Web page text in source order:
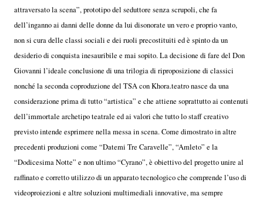
attraversato la scena”, prototipo del seduttore senza scrupoli, che fa
dell’inganno ai danni delle donne da lui disonorate un vero e proprio vanto,
non si cura delle classi sociali e dei ruoli precostituiti ed è spinto da un
desiderio di conquista inesauribile e mai sopito. La decisione di fare del Don
Giovanni l’ideale conclusione di una trilogia di riproposizione di classici
nonché la seconda coproduzione del TSA con Khora.teatro nasce da una
considerazione prima di tutto “artistica” e che attiene soprattutto ai contenuti
dell’immortale archetipo teatrale ed ai valori che tutto lo staff creativo
previsto intende esprimere nella messa in scena. Come dimostrato in altre
precedenti produzioni come “Datemi Tre Caravelle”, “Amleto” e la
“Dodicesima Notte” e non ultimo “Cyrano”, è obiettivo del progetto unire al
raffinato e corretto utilizzo di un apparato tecnologico che comprende l’uso di
videoproiezioni e altre soluzioni multimediali innovative, ma sempre